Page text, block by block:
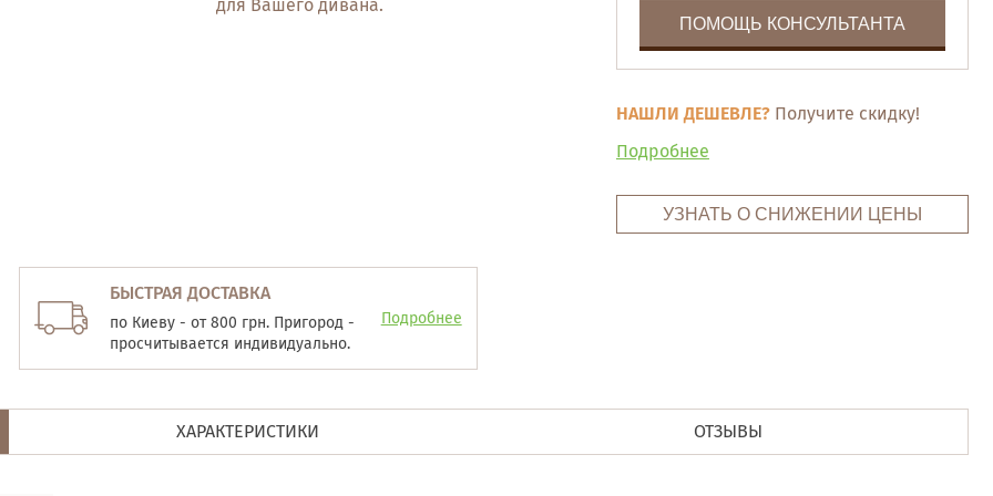
для Вашего дивана.
ПОМОЩЬ КОНСУЛЬТАНТА
НАШЛИ ДЕШЕВЛЕ? Получите скидку!
Подробнее
УЗНАТЬ О СНИЖЕНИИ ЦЕНЫ
БЫСТРАЯ ДОСТАВКА
по Киеву - от 800 грн. Пригород -
просчитывается индивидуально.
Подробнее
ХАРАКТЕРИСТИКИ ОТЗЫВЫ